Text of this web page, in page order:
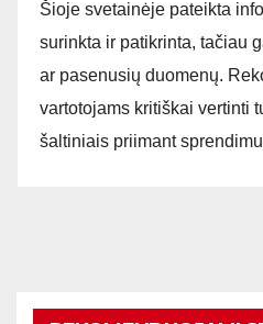
Šioje svetainėje pateikta
surinkta ir patikrinta, tačiau
ar pasenusių duomenų.
vartotojams kritiškai vertinti
šaltiniais priimant